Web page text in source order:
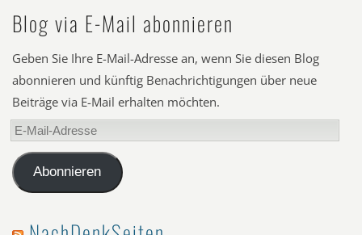
Blog via E-Mail abonnieren
Geben Sie Ihre E-Mail-Adresse an, wenn Sie diesen Blog
abonnieren und künftig Benachrichtigungen über neue
Beiträge via E-Mail erhalten möchten.
E-
Mail-
AdresseAbonnieren